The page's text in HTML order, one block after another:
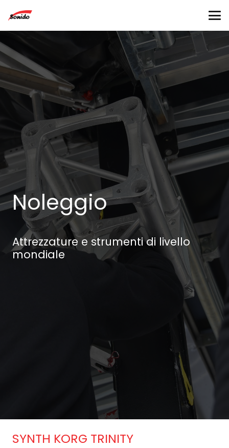
Noleggio
Attrezzature e strumenti di livello
mondiale
SYNTH KORG TRINITY